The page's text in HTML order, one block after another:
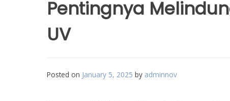
Pentingnya
UV
Posted on January 5, 2025 by adminnov